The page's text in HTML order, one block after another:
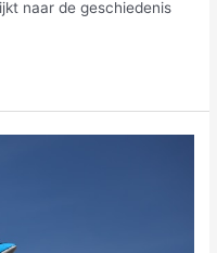
naar de geschiedenis